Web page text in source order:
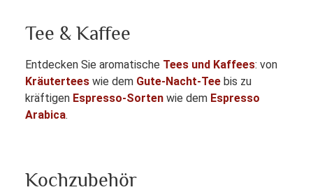
Tee & Kaffee
Entdecken Sie aromatische Tees und Kaffees: von
Kräutertees wie dem Gute-Nacht-Tee bis zu
kräftigen Espresso-Sorten wie dem Espresso
Arabica.
Kochzubehör